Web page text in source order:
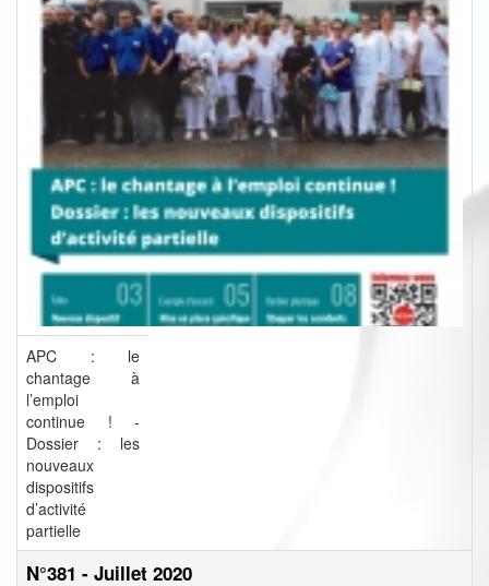
APC : le
chantage à
l’emploi
continue ! -
Dossier : les
nouveaux
dispositifs
d’activité
partielle
N°381 - Juillet 2020